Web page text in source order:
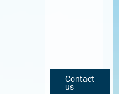
Contact
us